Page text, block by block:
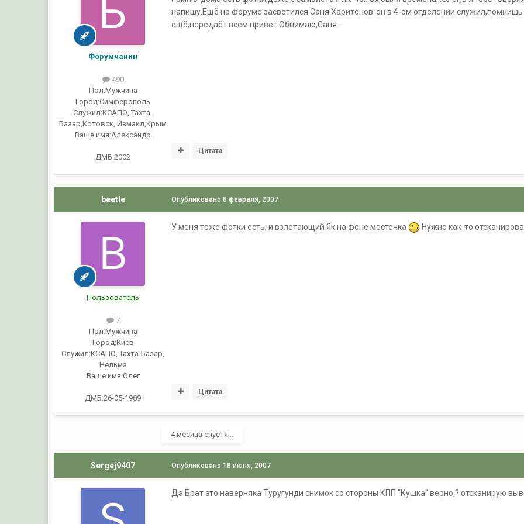
Форумчанин
490
Пол:Мужчина
Город:Симферополь
Служил:КСАПО, Тахта-
Базар,Котовск, Измаил,Крым
Ваше имя:Александр
ДМБ:2002
напишу.Ещё на форуме засветился Саня Харитонов-он в 4-ом отделении
ещё,передаёт всем привет.Обнимаю,Саня.
Цитата
beetle
Пользователь
7
Пол:Мужчина
Город:Киев
Служил:КСАПО, Тахта-Базар,
Нельма
Ваше имя:Олег
ДМБ:26-05-1989
Опубликовано8 февраля, 2007
У меня тоже фотки есть, и взлетающий Як на фоне местечка Нужно как-то
Цитата
4 месяца спустя...
Sergej9407 Опубликовано18 июня, 2007
Да Брат это наверняка Туругунди снимок со стороны КПП "Кушка" верно,? отсканирую